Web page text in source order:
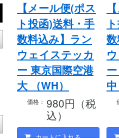
【メール便(ポス
ト投函)送料・手
数料込み】ラン
ウェイステッカ
ー 東京国際空港
大 （WH）
価格： 980円（税
込）